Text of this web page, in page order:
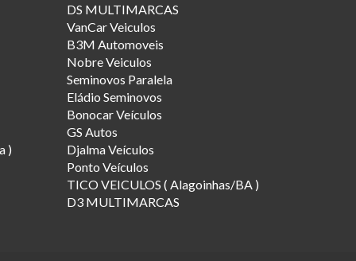
DS MULTIMARCAS
VanCar Veiculos
B3M Automoveis
Nobre Veiculos
Seminovos Paralela
Eládio Seminovos
Bonocar Veículos
GS Autos
)
Djalma Veículos
Ponto Veículos
TICO VEICULOS ( Alagoinhas/BA )
D3 MULTIMARCAS